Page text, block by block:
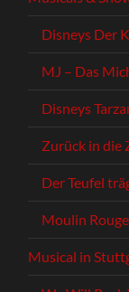
Disneys Der
MJ – Das
Disneys
Zurück in die
Der Teufel
Moulin
Musical in